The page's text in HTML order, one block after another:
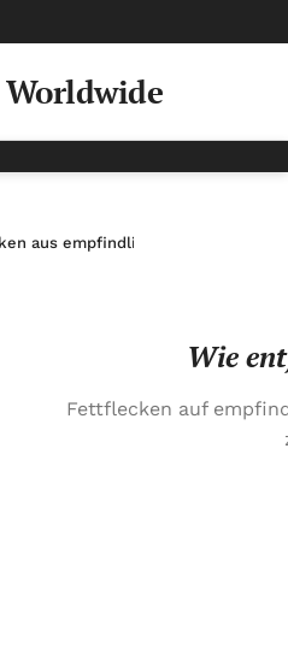
Worldwide
aus empfindlichen Stoffen?
Wie
Fettflecken auf